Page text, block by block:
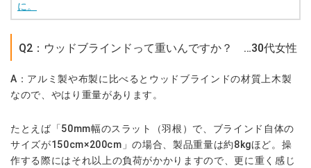
に。
Q2：ウッドブラインドって重いんですか？ …30代女性
A：アルミ製や布製に比べるとウッドブラインドの材質上木製
なので、やはり重量があります。
たとえば「50mm幅のスラット（羽根）で、ブラインド自体の
サイズが150cm×200cm」の場合、製品重量は約8kgほど。操
作する際にはそれ以上の負荷がかかりますので、更に重く感じ